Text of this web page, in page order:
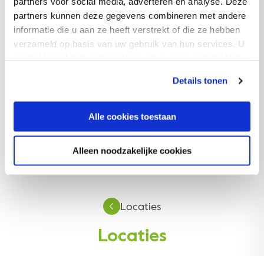
partners kunnen deze gegevens combineren met andere
informatie die u aan ze heeft verstrekt of die ze hebben
verzameld op basis van uw gebruik van hun services. U
Details tonen
Alle cookies toestaan
Alleen noodzakelijke cookies
Land (verplicht)
Locaties
Locaties